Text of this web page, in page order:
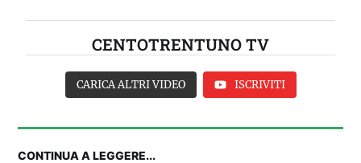
CENTOTRENTUNO TV
CARICA ALTRI VIDEO ISCRIVITI
CONTINUA A LEGGERE...